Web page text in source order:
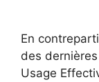
En
des
Usage